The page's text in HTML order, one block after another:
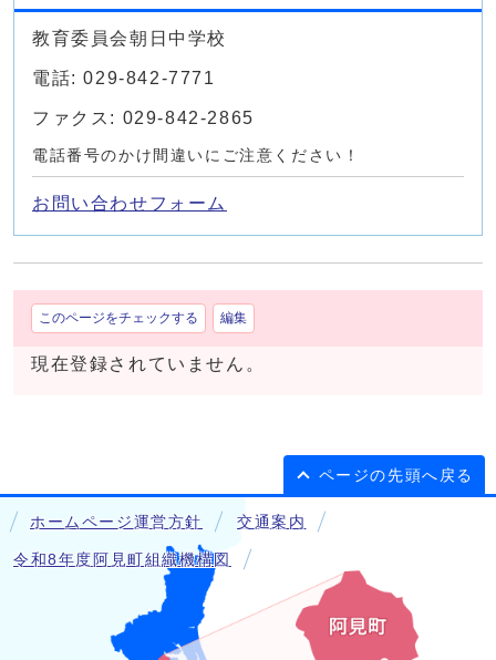
教育委員会朝日中学校
電話: 029-842-7771
ファクス: 029-842-2865
電話番号のかけ間違いにご注意ください！
お問い合わせフォーム
このページをチェックする 編集
現在登録されていません。
ページの先頭へ戻る
ホームページ運営方針 交通案内
令和8年度阿見町組織機構図